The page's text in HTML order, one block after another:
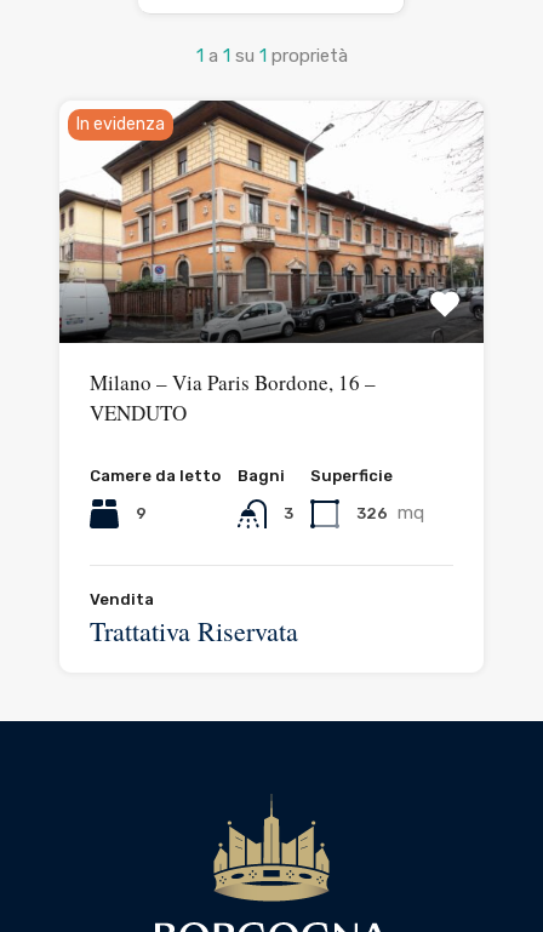
1 a 1 su 1 proprietà
In evidenza
Milano – Via Paris Bordone, 16 –
VENDUTO
Camere da letto
9
Bagni
3
Superficie
326 mq
Vendita
Trattativa Riservata